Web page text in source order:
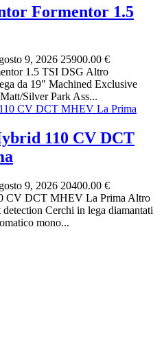
Formentor 1.5
9, 2026 25900.00 €
1.5 TSI DSG Altro
da 19" Machined Exclusive
Silver Park Ass...
110 CV DCT
9, 2026 20400.00 €
CV DCT MHEV La Prima Altro
Cerchi in lega diamantati
mono...